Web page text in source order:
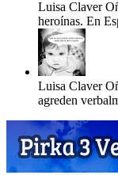
Luisa Claver
heroínas. En
Luisa Claver
agreden